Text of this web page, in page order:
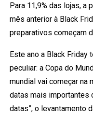
Para 11,9% das lojas, a
mês anterior à Black
preparativos começam
Este ano a Black Friday
peculiar: a Copa do
mundial vai começar na
datas mais importantes
datas”, o levantamento